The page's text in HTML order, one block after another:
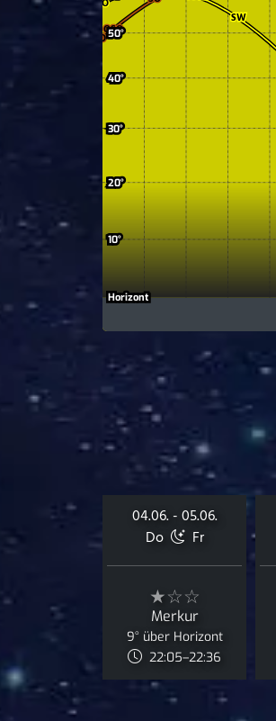
04.06. - 05.06.
Do
Fr
★☆☆
Merkur
9° über Horizont
22:05–22:36